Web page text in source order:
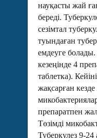
науқасты жай
береді.
сезімтал
туындаған
емдеуге
кезеңінде 4
таблетка).
жақсарған
препаратпен
Төзімді
Туберкулез 9-